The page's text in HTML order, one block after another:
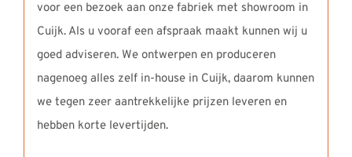
voor een bezoek aan onze fabriek met showroom in
Cuijk. Als u vooraf een afspraak maakt kunnen wij u
goed adviseren. We ontwerpen en produceren
nagenoeg alles zelf in-house in Cuijk, daarom kunnen
we tegen zeer aantrekkelijke prijzen leveren en
hebben korte levertijden.